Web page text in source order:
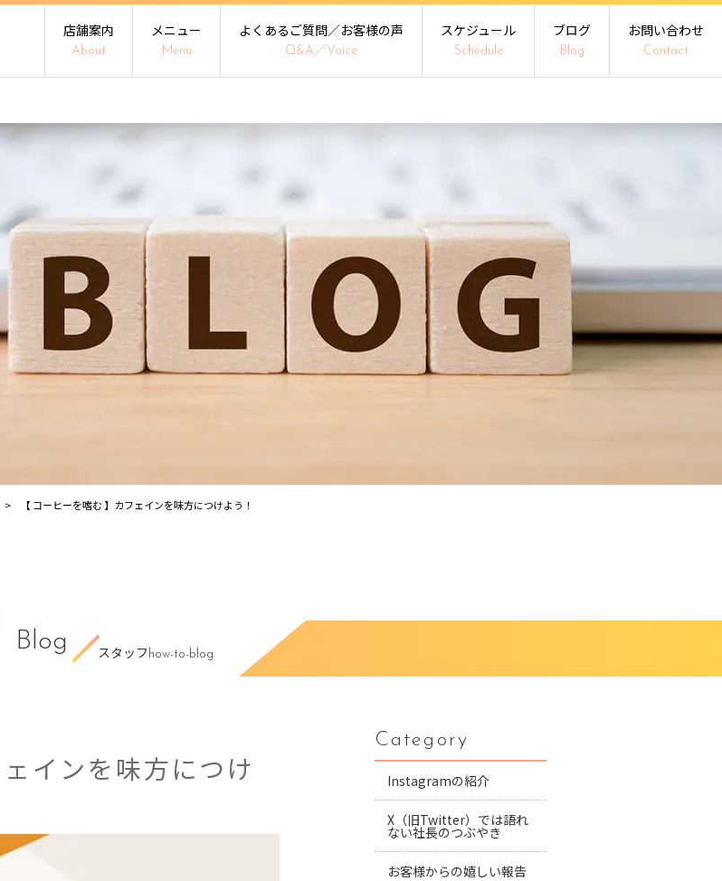
店舗案内
About
メニュー
Menu
よくあるご質問／お客様の声
Q&A／Voice
スケジュール
Schedule
ブログ
Blog
お問い合わせ
Contact
【 コーヒーを嗜む 】カフェインを味方につけよう！
Blog スタッフhow-to-blog
インを味方につけ
Category
Instagramの紹介
X（旧Twitter）では語れ
ない社長のつぶやき
お客様からの嬉しい報告